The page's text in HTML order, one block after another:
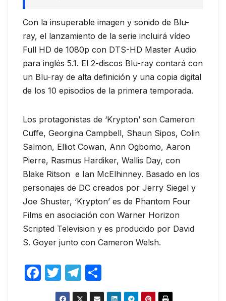
Con la insuperable imagen y sonido de Blu-
ray, el lanzamiento de la serie incluirá vídeo
Full HD de 1080p con DTS-HD Master Audio
para inglés 5.1. El 2-discos Blu-ray contará con
un Blu-ray de alta definición y una copia digital
de los 10 episodios de la primera temporada.
Los protagonistas de ‘Krypton’ son Cameron
Cuffe, Georgina Campbell, Shaun Sipos, Colin
Salmon, Elliot Cowan, Ann Ogbomo, Aaron
Pierre, Rasmus Hardiker, Wallis Day, con
Blake Ritson e Ian McElhinney. Basado en los
personajes de DC creados por Jerry Siegel y
Joe Shuster, ‘Krypton’ es de Phantom Four
Films en asociación con Warner Horizon
Scripted Television y es producido por David
S. Goyer junto con Cameron Welsh.
F
T
w
T
el o